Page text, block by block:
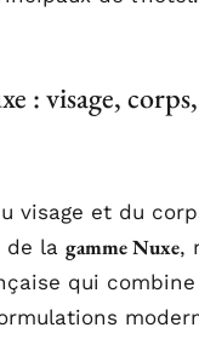
: visage,
visage et du
de la gamme Nuxe,
qui